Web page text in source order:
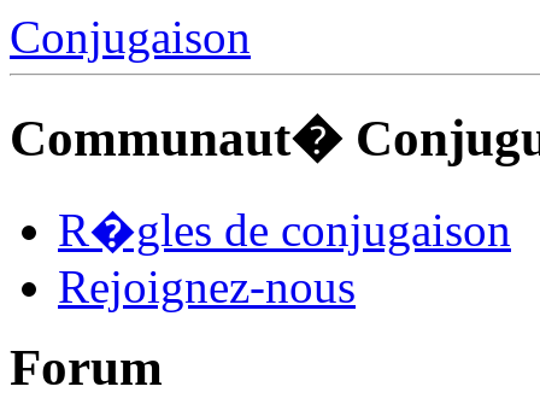
Conjugaison
Communaut�
R�gles de conjugaison
Rejoignez-nous
Forum